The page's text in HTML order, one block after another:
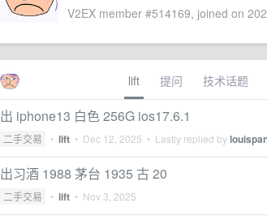
V2EX member #514169, joined on
lift 提问 技术话题
出 iphone13 白色 256G ios17.6.1
二手交易 • lift • Dec 12, 2025 • Lastly replied by
出习酒 1988 茅台 1935 古 20
二手交易 • lift • Nov 3, 2025